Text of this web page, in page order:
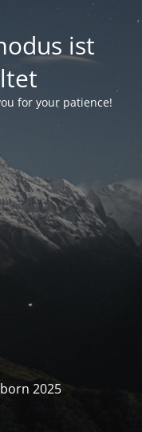
ist
for your patience!
2025